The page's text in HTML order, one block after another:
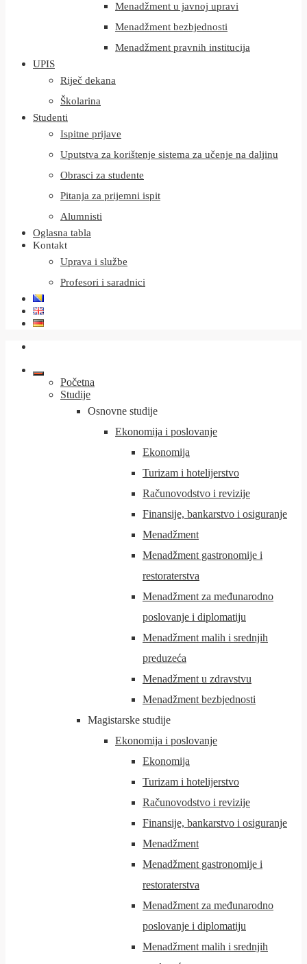
Menadžment u javnoj upravi
Menadžment bezbjednosti
Menadžment pravnih institucija
UPIS
Riječ dekana
Školarina
Studenti
Ispitne prijave
Uputstva za korištenje sistema za učenje na daljinu
Obrasci za studente
Pitanja za prijemni ispit
Alumnisti
Oglasna tabla
Kontakt
Uprava i službe
Profesori i saradnici
Početna
Studije
Osnovne studije
Ekonomija i poslovanje
Ekonomija
Turizam i hotelijerstvo
Računovodstvo i revizije
Finansije, bankarstvo i osiguranje
Menadžment
Menadžment gastronomije i
restoraterstva
Menadžment za međunarodno
poslovanje i diplomatiju
Menadžment malih i srednjih
preduzeća
Menadžment u zdravstvu
Menadžment bezbjednosti
Magistarske studije
Ekonomija i poslovanje
Ekonomija
Turizam i hotelijerstvo
Računovodstvo i revizije
Finansije, bankarstvo i osiguranje
Menadžment
Menadžment gastronomije i
restoraterstva
Menadžment za međunarodno
poslovanje i diplomatiju
Menadžment malih i srednjih